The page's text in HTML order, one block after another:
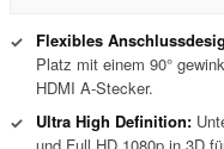
✓ Flexibles
Platz mit einem 90°
HDMI A-Stecker.
✓
Ultra High Definition: